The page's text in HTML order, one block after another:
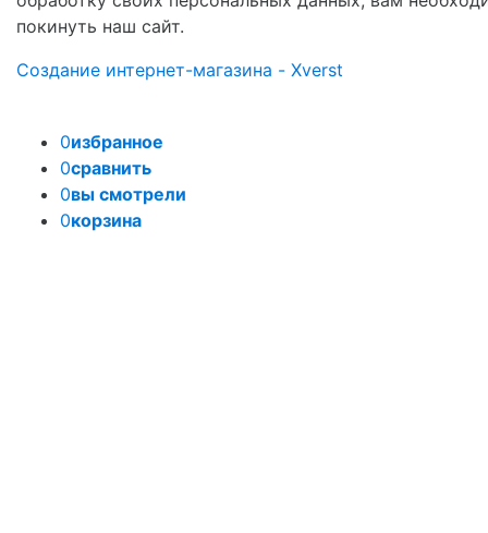
покинуть наш сайт.
Создание интернет-магазина - Xverst
0избранное
0сравнить
0вы смотрели
0корзина